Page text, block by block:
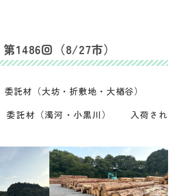
1486回（8/27市）
託材（大坊・折敷地・大楢谷）
委託材（濁河・小黒川） 入荷され